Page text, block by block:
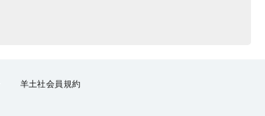
羊土社会員規約